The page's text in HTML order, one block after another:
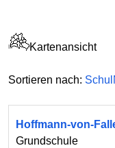
Kartenansicht
Sortieren nach:
Hoffmann-von-
Grundschule